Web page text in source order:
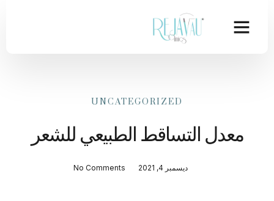
UNCATEGORIZED
معدل التساقط الطبيعي للشعر
ديسمبر 4, 2021 No Comments